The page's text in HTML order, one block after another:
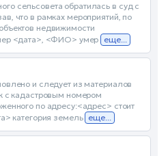
сельсовета обратилась в суд с
что в рамках мероприятий, по
недвижимости
<дата>, <ФИО> умер еще...
и следует из материалов
с кадастровым номером
по адресу:<адрес> стоит
категория земель еще...